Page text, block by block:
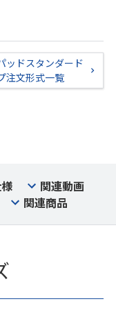
ッドスタンダード
注文形式一覧
関連動画
関連商品